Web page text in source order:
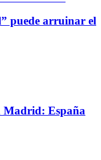
puede arruinar el
Madrid: España